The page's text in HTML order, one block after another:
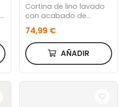
Cortina de lino lavado
con acabado de
trabillas ocultas crudo
74,99 €
AÑADIR